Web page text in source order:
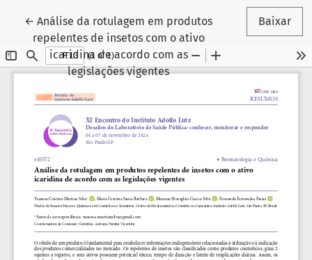
←Voltar aos Detalhes do Artigo
Análise da rotulagem em produtos
repelentes de insetos com o ativo
icaridina de acordo com as
legislações vigentes
Baixar